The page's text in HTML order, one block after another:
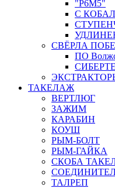
"Р6М5"
С
СВЁРЛА
ПО
ТАКЕЛАЖ
ВЕРТЛЮГ
ЗАЖИМ
КАРАБИН
КОУШ
РЫМ-БОЛТ
РЫМ-ГАЙКА
СКОБА
ТАЛРЕП